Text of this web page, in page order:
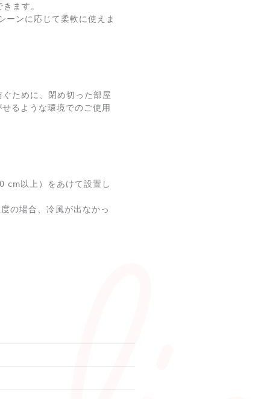
ます。
ンに応じて柔軟に使えま
ために、閉め切った部屋
るような環境でのご使用
cm以上）をあけて設置し
の場合、冷風が出なかっ